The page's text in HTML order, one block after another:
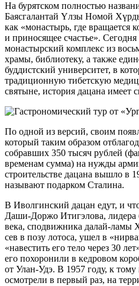
На бурятском полностью
Баясгалантай Үлзы Номой
как «монастырь, где вращается
и приносящее счастье».
монастырский комплекс из
храмы, библиотеку, а также
буддистский университет, в
традиционную тибетскую
святыне, история дацана имеет
По одной из версий, своим
который таким образом
собравших 350 тысяч рублей
временам сумма) на нужды
строительстве дацана вышло в
называют подарком Сталина.
В Иволгинский дацан едут, и
Даши-Доржо Итигэлова, лидера
века, сподвижника далай-ламы
сев в позу лотоса, ушел в
«навестить его тело через 30
его похоронили в кедровом
от Улан-Удэ. В 1957 году, к
осмотрели в первый раз, на